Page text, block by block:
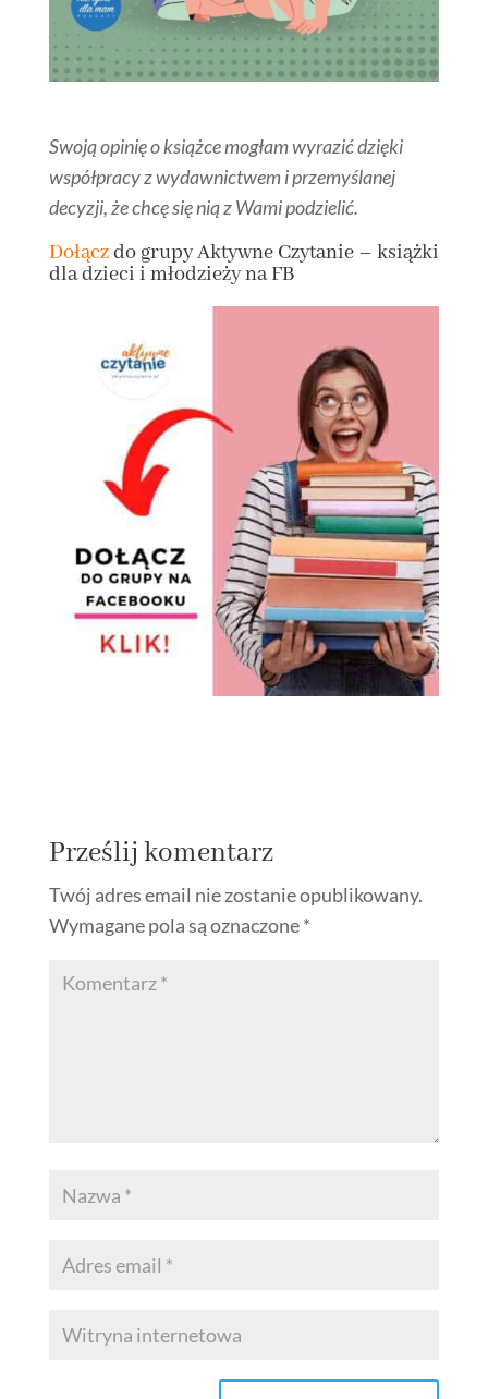
Swoją opinię o książce mogłam wyrazić dzięki
współpracy z wydawnictwem i przemyślanej
decyzji, że chcę się nią z Wami podzielić.
Dołączdo grupyAktywne Czytanie – książki
dla dzieci i młodzieży na FB
Prześlij komentarz
Twój adres email nie zostanie opublikowany.
Wymagane pola są oznaczone*